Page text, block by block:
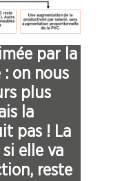
par la
on nous
plus
la
pas ! La
elle va
reste